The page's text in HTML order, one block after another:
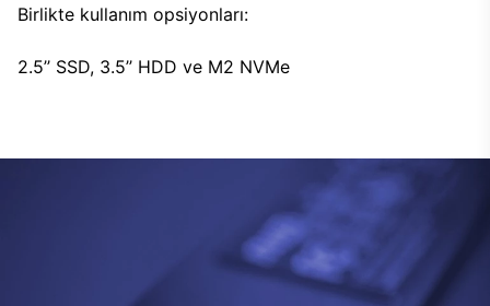
Birlikte kullanım opsiyonları:
2.5’’ SSD, 3.5’’ HDD ve M2 NVMe